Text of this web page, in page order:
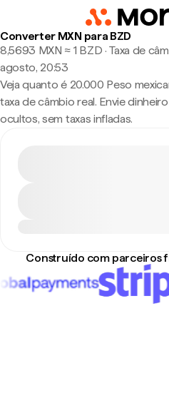
Converter MXN para BZD
8,5693 MXN ≈ 1 BZD · Taxa de
agosto, 20:53
Veja quanto é 20.000 Peso
taxa de câmbio real. Envie
ocultos, sem taxas infladas.
Construído com parceiros